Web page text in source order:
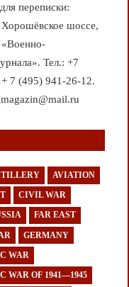
переписки:
шоссе,
«Военно-
Тел.: +7
7 (495) 941-26-12.
AVIATION
CIVIL WAR
FAR EAST
GERMANY
WAR
WAR OF 1941—1945